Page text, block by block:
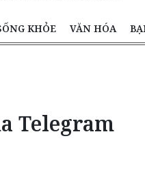
KHỎE VĂN HÓA
Telegram